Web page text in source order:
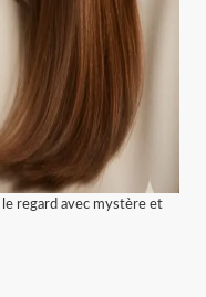
regard avec mystère et